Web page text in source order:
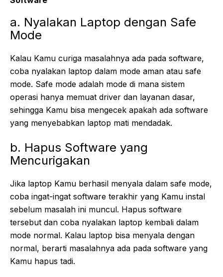
a. Nyalakan Laptop dengan Safe
Mode
Kalau Kamu curiga masalahnya ada pada software,
coba nyalakan laptop dalam mode aman atau safe
mode. Safe mode adalah mode di mana sistem
operasi hanya memuat driver dan layanan dasar,
sehingga Kamu bisa mengecek apakah ada software
yang menyebabkan laptop mati mendadak.
b. Hapus Software yang
Mencurigakan
Jika laptop Kamu berhasil menyala dalam safe mode,
coba ingat-ingat software terakhir yang Kamu instal
sebelum masalah ini muncul. Hapus software
tersebut dan coba nyalakan laptop kembali dalam
mode normal. Kalau laptop bisa menyala dengan
normal, berarti masalahnya ada pada software yang
Kamu hapus tadi.